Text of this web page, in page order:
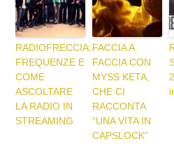
RADIOFRECCIA:
FREQUENZE E
COME
ASCOLTARE
LA RADIO IN
STREAMING
FACCIA A
FACCIA CON
MYSS KETA,
CHE CI
RACCONTA
“UNA VITA IN
CAPSLOCK”